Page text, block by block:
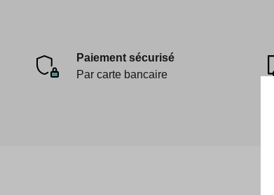
Paiement sécurisé
Par carte bancaire